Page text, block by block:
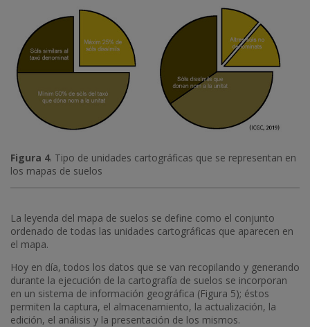
Figura 4. Tipo de unidades cartográficas que se representan en
los mapas de suelos
La leyenda del mapa de suelos se define como el conjunto
ordenado de todas las unidades cartográficas que aparecen en
el mapa.
Hoy en día, todos los datos que se van recopilando y generando
durante la ejecución de la cartografía de suelos se incorporan
en un sistema de información geográfica (Figura 5); éstos
permiten la captura, el almacenamiento, la actualización, la
edición, el análisis y la presentación de los mismos.